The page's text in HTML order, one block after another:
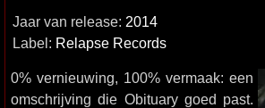
Jaar van release: 2014
Label: Relapse Records
0% vernieuwing, 100% vermaak: een
omschrijving die Obituary goed past.